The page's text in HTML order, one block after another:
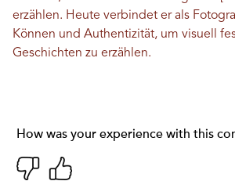
erzählen. Heute verbindet er als
Können und Authentizität, um visuell
Geschichten zu erzählen.